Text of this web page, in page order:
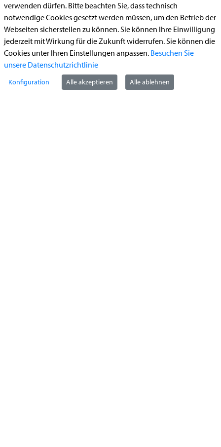
Bauantrag
Begleitetes Fahren ab 17 (Erstantrag)
Führerschein (Umtausch)
Reiterplakette (Verlängerungsantrag online)
verwenden dürfen. Bitte beachten Sie, dass technisch
notwendige Cookies gesetzt werden müssen, um den Betrieb der
Webseiten sicherstellen zu können. Sie können Ihre Einwilligung
jederzeit mit Wirkung für die Zukunft widerrufen. Sie können die
Cookies unter Ihren Einstellungen anpassen. Besuchen Sie
unsere Datenschutzrichtlinie
Konfiguration Alle akzeptieren Alle ablehnen